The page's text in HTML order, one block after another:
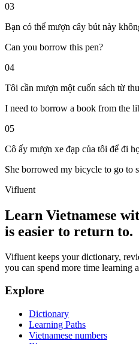
03
Bạn có thể mượn cây bút này
Can you borrow this pen?
04
Tôi cần mượn một cuốn sách từ
I need to borrow a book from the
05
Cô ấy mượn xe đạp của tôi để đi
She borrowed my bicycle to go to
Vifluent
Learn Vietnamese
is easier to return to.
Vifluent keeps your dictionary,
you can spend more time learning
Explore
Dictionary
Learning Paths
Vietnamese numbers